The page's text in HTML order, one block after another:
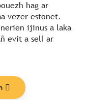
hag ar
vezer estonet.
ijinus a laka
evit a sell ar